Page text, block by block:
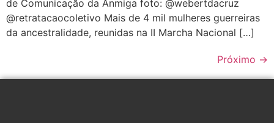
de Comunicação da Anmiga foto: @webertdacruz
@retratacaocoletivo Mais de 4 mil mulheres guerreiras
da ancestralidade, reunidas na II Marcha Nacional […]
Próximo →